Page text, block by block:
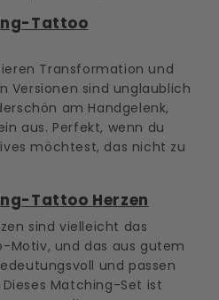
Tattoo
Transformation und
Versionen sind unglaublich
am Handgelenk,
aus. Perfekt, wenn du
möchtest, das nicht zu
Tattoo Herzen
sind vielleicht das
Motiv, und das aus gutem
und passen
Matching-Set ist